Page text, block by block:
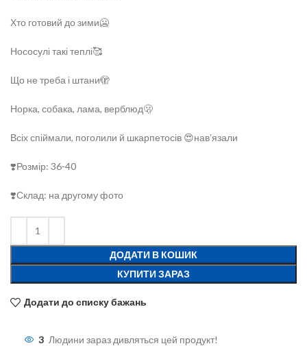
Хто готовий до зими🥶
Нососулі такі теплі🥰
Що не треба і штани🫣
Норка, собака, лама, верблюд🫢
Всіх спіймали, поголили й шкарпетосів 😍навʼязали
❣️Розмір: 36-40
❣️Склад: на другому фото
ДОДАТИ В КОШИК
КУПИТИ ЗАРАЗ
Додати до списку бажань
3 Людини зараз дивляться цей продукт!